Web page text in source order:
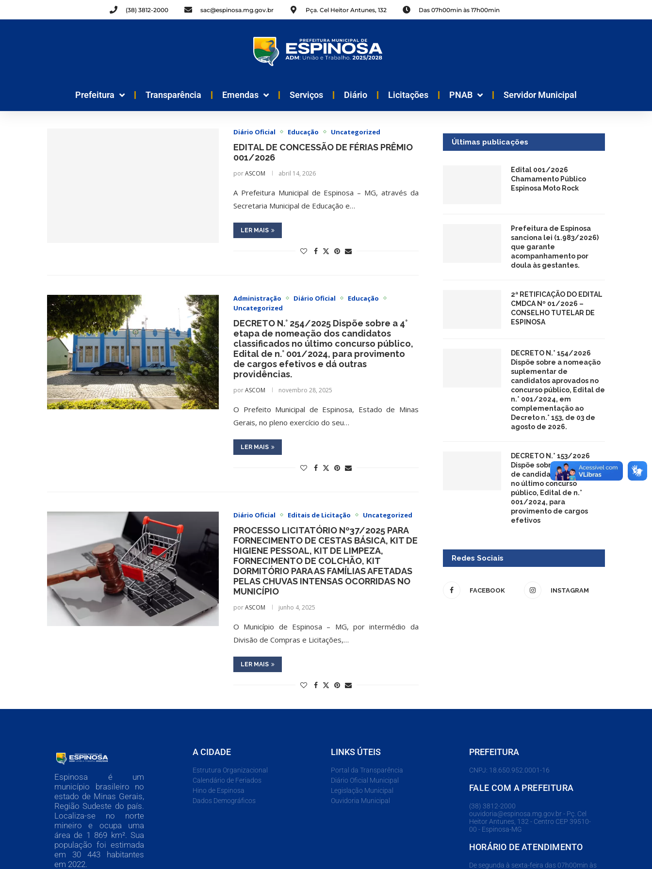
(38) 3812-2000 sac@espinosa.mg.gov.br Pça. Cel Heitor Antunes, 132 Das 07h00min às 17h00min
Prefeitura Transparência Emendas Serviços Diário Licitações PNAB Servidor Municipal
Diário Oficial Educação Uncategorized
EDITAL DE CONCESSÃO DE FÉRIAS PRÊMIO
001/2026
porASCOM abril 14, 2026
A Prefeitura Municipal de Espinosa – MG, através da
Secretaria Municipal de Educação e…
LER MAIS
Administração Diário Oficial
Educação
Uncategorized
DECRETO N.° 254/2025 Dispõe sobre a 4°
etapa de nomeação dos candidatos
classificados no último concurso público,
Edital de n.° 001/2024, para provimento
de cargos efetivos e dá outras
providências.
porASCOM novembro 28, 2025
O Prefeito Municipal de Espinosa, Estado de Minas
Gerais, no pleno exercício do seu…
LER MAIS
Diário Oficial Editais de Licitação Uncategorized
PROCESSO LICITATÓRIO Nº37/2025 PARA
FORNECIMENTO DE CESTAS BÁSICA, KIT DE
HIGIENE PESSOAL, KIT DE LIMPEZA,
FORNECIMENTO DE COLCHÃO, KIT
DORMITÓRIO PARA AS FAMÍLIAS AFETADAS
PELAS CHUVAS INTENSAS OCORRIDAS NO
MUNICÍPIO
porASCOM junho 4, 2025
O Município de Espinosa – MG, por intermédio da
Divisão de Compras e Licitações,…
LER MAIS
Últimas publicações
Edital 001/2026
Chamamento Público
Espinosa Moto Rock
Prefeitura de Espinosa
sanciona lei (1.983/2026)
que garante
acompanhamento por
doula às gestantes.
2ª RETIFICAÇÃO DO EDITAL
CMDCA Nº 01/2026 –
CONSELHO TUTELAR DE
ESPINOSA
DECRETO N.° 154/2026
Dispõe sobre a nomeação
suplementar de
candidatos aprovados no
concurso público, Edital de
n.° 001/2024, em
complementação ao
Decreto n.° 153, de 03 de
agosto de 2026.
DECRETO N.° 153/2026
Dispõe sobre a nomeação
de candidatos aprovados
no último concurso
público, Edital de n.°
001/2024, para
provimento de cargos
efetivos
Redes Sociais
FACEBOOK INSTAGRAM
Espinosa é um
município brasileiro no
estado de Minas Gerais,
Região Sudeste do país.
Localiza-se no norte
mineiro e ocupa uma
área de 1 869 km². Sua
população foi estimada
em 30 443 habitantes
em 2022.
A CIDADE
Estrutura Organizacional
Calendário de Feriados
Hino de Espinosa
Dados Demográficos
LINKS ÚTEIS
Portal da Transparência
Diário Oficial Municipal
Legislação Municipal
Ouvidoria Municipal
PREFEITURA
CNPJ: 18.650.952.0001-16
FALE COM A PREFEITURA
(38) 3812-2000
ouvidoria@espinosa.mg.gov.br - Pç. Cel
Heitor Antunes, 132 - Centro CEP 39510-
00 - Espinosa-MG
HORÁRIO DE ATENDIMENTO
De segunda à sexta-feira das 07h00min às